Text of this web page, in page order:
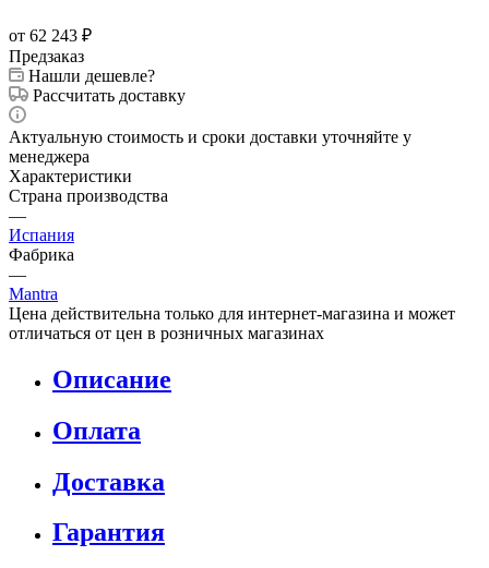
от 62 243 ₽
Предзаказ
Нашли дешевле?
Рассчитать доставку
Актуальную стоимость и сроки доставки уточняйте у
менеджера
Характеристики
Страна производства
—
Испания
Фабрика
—
Mantra
Цена действительна только для интернет-магазина и может
отличаться от цен в розничных магазинах
Описание
Оплата
Доставка
Гарантия